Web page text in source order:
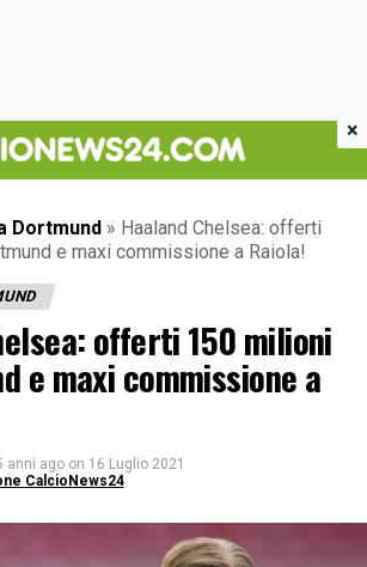
Dortmund » Haaland Chelsea: offerti
e maxi commissione a Raiola!
offerti 150 milioni
e maxi commissione a
anni ago on 16 Luglio 2021
CalcioNews24
×